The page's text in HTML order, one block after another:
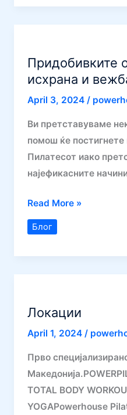
Придобивките
исхрана и
April 3, 2024/
Ви претставуваме
помош ќе
Пилатесот иако
најефикасните
Придобивките
од
правилна
Read More »
Блог
Локации
April 1, 2024/
Прво
TOTAL BODY
YOGAPowerhouse